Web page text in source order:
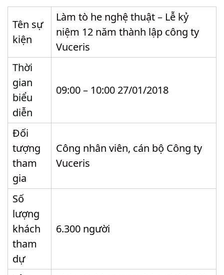
Tên sự
kiện
Làm tò he nghệ thuật – Lễ kỷ
niệm 12 năm thành lập công ty
Vuceris
Thời
gian
biểu
diễn
09:00 – 10:00 27/01/2018
Đối
tượng
tham
gia
Công nhân viên, cán bộ Công ty
Vuceris
Số
lượng
khách
tham
dự
6.300 người